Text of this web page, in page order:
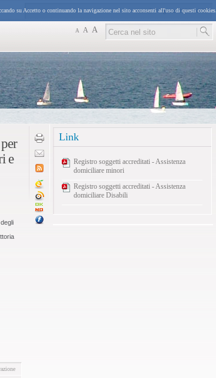
su Accetto o continuando la navigazione nel sito acconsenti all'uso di questi cookies.
venerdì 7 agosto 2026 16:58
A A A
e
Link
Registro soggetti accreditati - Assistenza
domiciliare minori
Registro soggetti accreditati - Assistenza
domiciliare Disabili